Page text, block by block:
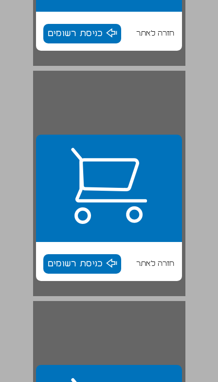
חזרה לאתר כניסת רשומים
הלל ברזל השלב האימפרסיוניסטי בשירת אצ"ג ... 29
חזרה לאתר כניסת רשומים